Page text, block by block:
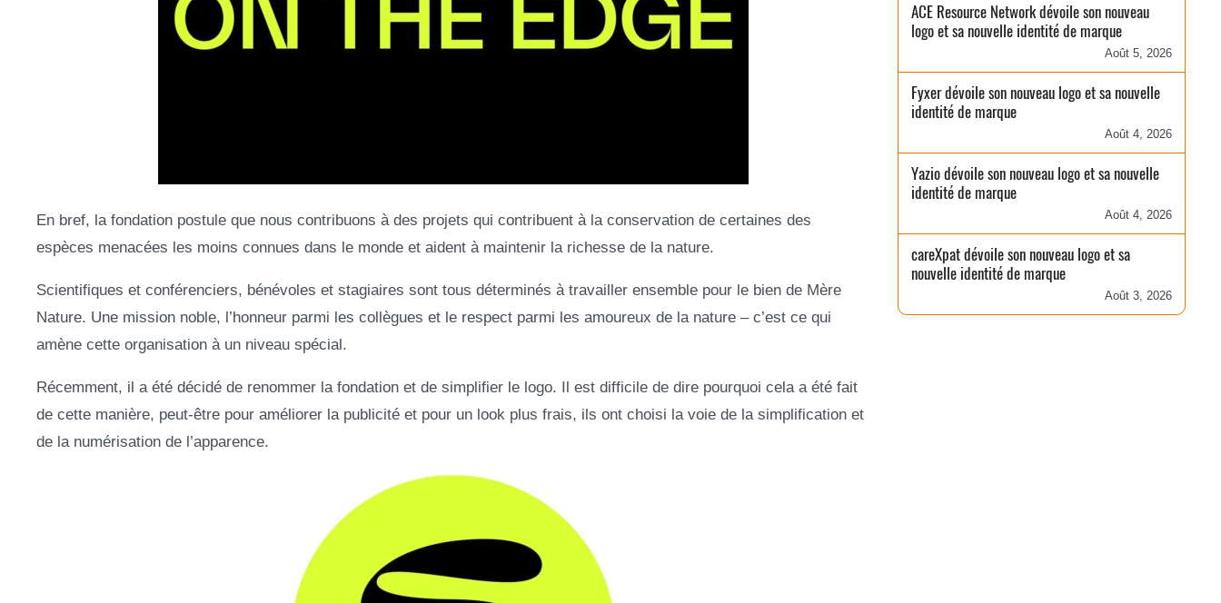
En bref, la fondation postule que nous contribuons à des projets qui contribuent à la conservation de certaines des
espèces menacées les moins connues dans le monde et aident à maintenir la richesse de la nature.
Scientifiques et conférenciers, bénévoles et stagiaires sont tous déterminés à travailler ensemble pour le bien de Mère
Nature. Une mission noble, l’honneur parmi les collègues et le respect parmi les amoureux de la nature – c’est ce qui
amène cette organisation à un niveau spécial.
Récemment, il a été décidé de renommer la fondation et de simplifier le logo. Il est difficile de dire pourquoi cela a été fait
de cette manière, peut-être pour améliorer la publicité et pour un look plus frais, ils ont choisi la voie de la simplification et
de la numérisation de l’apparence.
ACE Resource Network dévoile son nouveau
logo et sa nouvelle identité de marque
Août 5, 2026
Fyxer dévoile son nouveau logo et sa nouvelle
identité de marque
Août 4, 2026
Yazio dévoile son nouveau logo et sa nouvelle
identité de marque
Août 4, 2026
careXpat dévoile son nouveau logo et sa
nouvelle identité de marque
Août 3, 2026